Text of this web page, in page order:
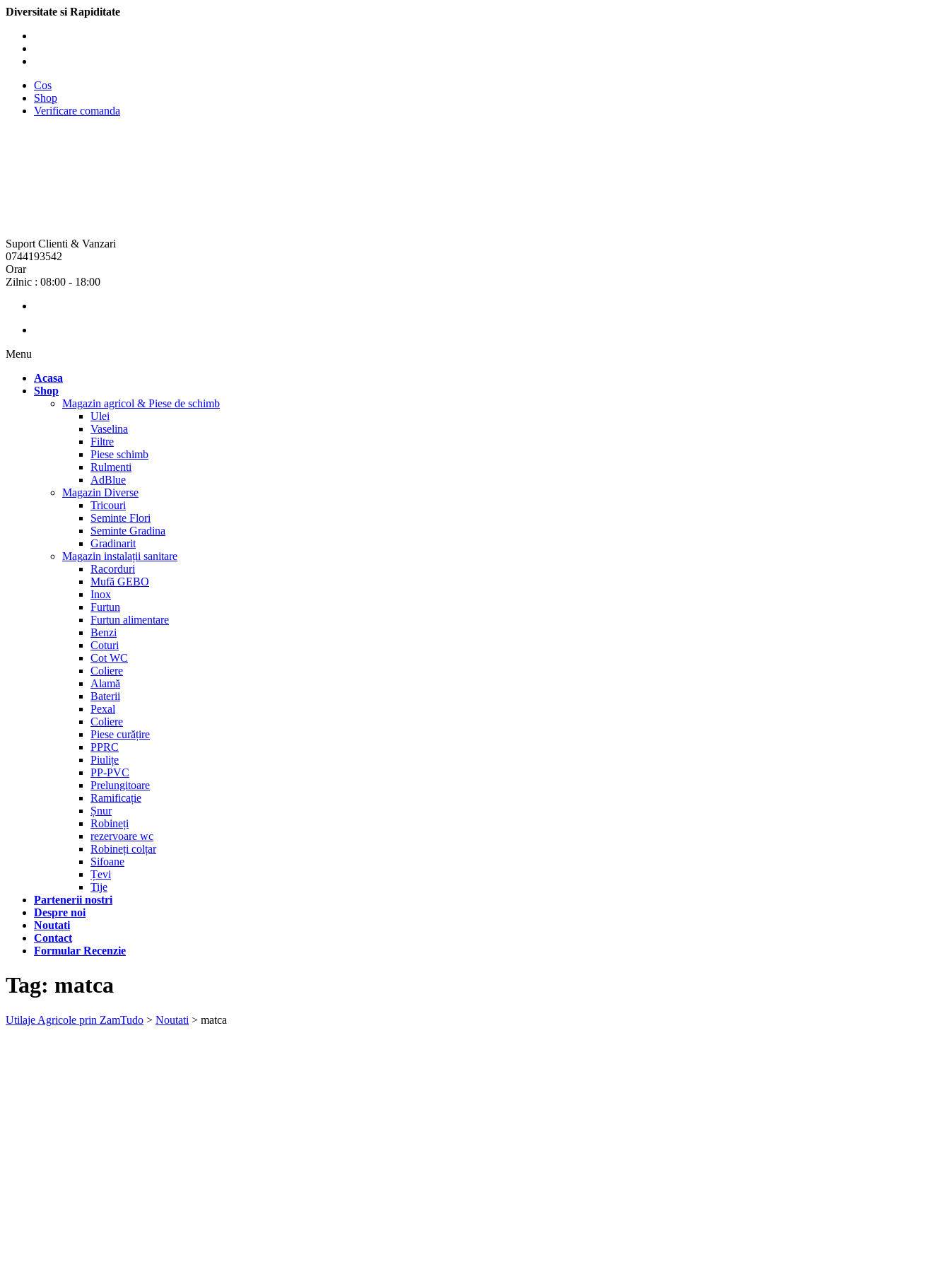
Diversitate si Rapiditate
Cos
Shop
Verificare comanda
Suport Clienti & Vanzari
0744193542
Orar
Zilnic : 08:00 - 18:00
Menu
Acasa
Shop
Magazin agricol & Piese de schimb
Ulei
Vaselina
Filtre
Piese schimb
Rulmenti
AdBlue
Magazin Diverse
Tricouri
Seminte Flori
Seminte Gradina
Gradinarit
Magazin instalații sanitare
Racorduri
Mufă GEBO
Inox
Furtun
Furtun alimentare
Benzi
Coturi
Cot WC
Coliere
Alamă
Baterii
Pexal
Coliere
Piese curățire
PPRC
Piulițe
PP-PVC
Prelungitoare
Ramificație
Șnur
Robineți
rezervoare wc
Robineți colțar
Sifoane
Țevi
Tije
Partenerii nostri
Despre noi
Noutati
Contact
Formular Recenzie
Tag: matca
Utilaje Agricole prin ZamTudo > Noutati > matca